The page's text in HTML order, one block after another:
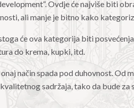
Ovdje će najviše biti
ali manje je bitno kako
će ova kategorija biti
do krema, kupki, itd.
način spada pod duhovnost. Od
sadržaja, tako da bude za